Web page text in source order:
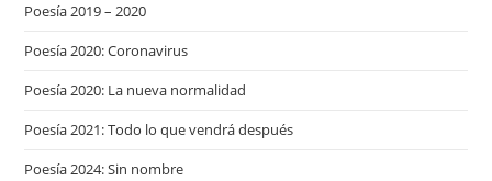
Poesía 2019 – 2020
Poesía 2020: Coronavirus
Poesía 2020: La nueva normalidad
Poesía 2021: Todo lo que vendrá después
Poesía 2024: Sin nombre